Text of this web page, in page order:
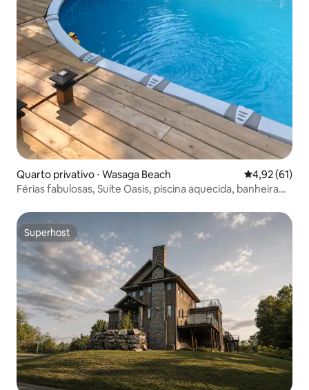
Quarto privativo ⋅ Wasaga Beach 4,92 de uma
4,92 (61)
Férias fabulosas, Suíte Oasis, piscina aquecida, banheira
Superhost
Superhost